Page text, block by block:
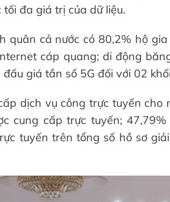
đa giá trị của dữ liệu.
quân cả nước có 80,2% hộ
cáp quang; di động
đấu giá tần số 5G đối với 02
dịch vụ công trực tuyến cho
cung cấp trực tuyến;
tuyến trên tổng số hồ sơ